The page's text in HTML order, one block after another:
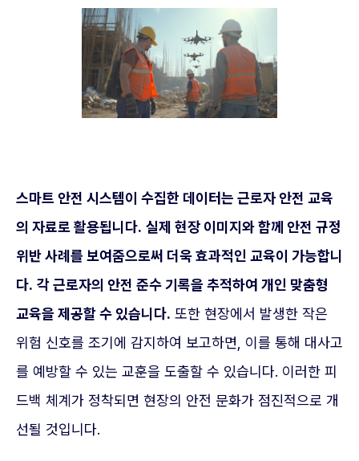
스마트 안전 시스템이 수집한 데이터는 근로자 안전 교육
의 자료로 활용됩니다. 실제 현장 이미지와 함께 안전 규정
위반 사례를 보여줌으로써 더욱 효과적인 교육이 가능합니
다. 각 근로자의 안전 준수 기록을 추적하여 개인 맞춤형
교육을 제공할 수 있습니다. 또한 현장에서 발생한 작은
위험 신호를 조기에 감지하여 보고하면, 이를 통해 대사고
를 예방할 수 있는 교훈을 도출할 수 있습니다. 이러한 피
드백 체계가 정착되면 현장의 안전 문화가 점진적으로 개
선될 것입니다.